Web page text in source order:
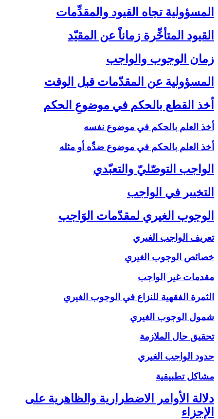
المسؤولية تجاه القيود والمقدِّمات‏
القيود المتأخِّرة زماناً عن المقيّد
زمان الوجوب والواجب‏
المسؤولية عن المقدّمات قبل الوقت‏
أخذ القطع بالحكم في موضوعِ الحكم‏
أخذ العلم بالحكم في موضوع نفسه
أخذ العلم بالحكم في موضوع ضدِّه أو مثله
الواجب التوصّليّ والتعبّدي‏
التخيير في الواجب‏
الوجوب الغيري لمقدّمات الوَاجب‏
تعريف الواجب الغيري
خصائص الوجوب الغيري
مقدمات غير الواجب
الثمرة الفقهية للنزاع في الوجوب الغيري
شمول الوجوب الغيري
تحقيق حال الملازمة
حدود الواجب الغيري
مشاكل تطبيقية
دلالة الأوامر الاضطرارية والظاهرية على
الإجزاء